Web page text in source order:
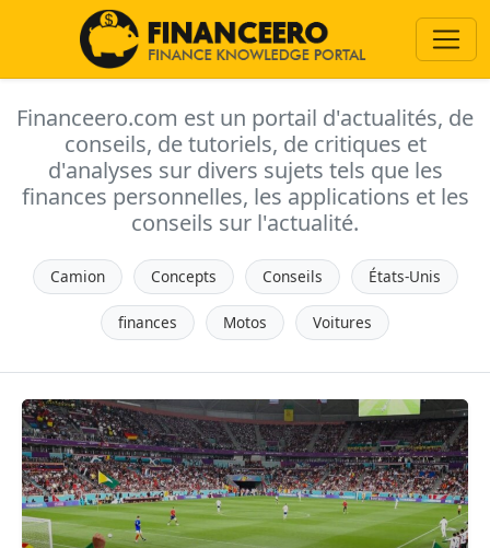
Financeero.com est un portail d'actualités, de
conseils, de tutoriels, de critiques et
d'analyses sur divers sujets tels que les
finances personnelles, les applications et les
conseils sur l'actualité.
Camion Concepts Conseils États-Unis
finances Motos Voitures